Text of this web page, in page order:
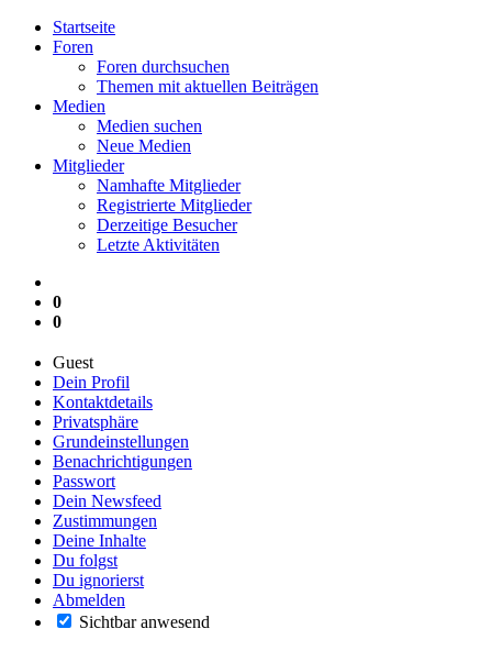
Startseite
Foren
Foren durchsuchen
Themen mit aktuellen Beiträgen
Medien
Medien suchen
Neue Medien
Mitglieder
Namhafte Mitglieder
Registrierte Mitglieder
Derzeitige Besucher
Letzte Aktivitäten
0
0
Guest
Dein Profil
Kontaktdetails
Privatsphäre
Grundeinstellungen
Benachrichtigungen
Passwort
Dein Newsfeed
Zustimmungen
Deine Inhalte
Du folgst
Du ignorierst
Abmelden
Sichtbar anwesend